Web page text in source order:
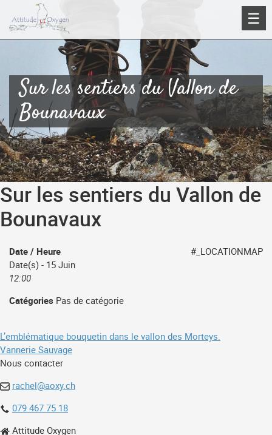
contenu
☰
Sur les sentiers du Vallon de
Bounavaux
Sur les sentiers du Vallon de
Bounavaux
#_LOCATIONMAP
Date / Heure
Date(s) - 15 Juin
12:00
Catégories Pas de catégorie
Navigation
de
l’article
L’emblématique bouquetin dans le vallon des Morteys.
Vannerie Sauvage
Nous contacter
rachel@aoxy.ch
079 467 75 18
Attitude Oxygen